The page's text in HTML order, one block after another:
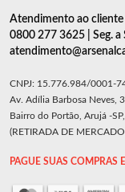
Atendimento ao cliente
0800 277 3625 | Seg. a
CNPJ: 15.776.984/0001-
Av. Adília Barbosa Neves,
Bairro do Portão, Arujá -
(RETIRADA DE
PAGUE SUAS COMPRAS